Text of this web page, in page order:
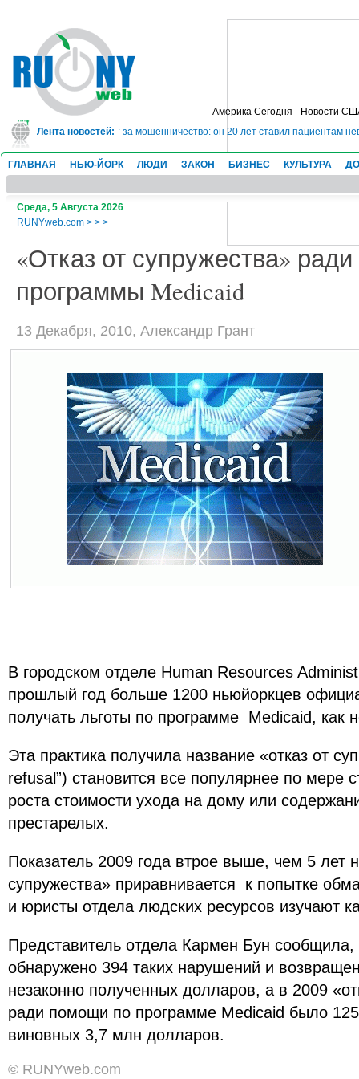
Америка Сегодня - Новости
Лента новостей:
в тюрьму на 10 лет за мошенничество: он 20 лет ставил пациентам
ГЛАВНАЯ НЬЮ-ЙОРК ЛЮДИ ЗАКОН БИЗНЕС КУЛЬТУРА
Среда, 5 Августа 2026
RUNYweb.com > > >
«Отказ от супружества» ради
программы Medicaid
13 Декабря, 2010, Александр Грант
В городском отделе Human Resources
прошлый год больше 1200 ньюйоркцев
получать льготы по программе Medicaid, как
Эта практика получила название «отказ от
refusal”) становится все популярнее по мере
роста стоимости ухода на дому или
престарелых.
Показатель 2009 года втрое выше, чем 5 лет
супружества» приравнивается к попытке
и юристы отдела людских ресурсов изучают
Представитель отдела Кармен Бун сообщила,
обнаружено 394 таких нарушений и
незаконно полученных долларов, а в 2009
ради помощи по программе Medicaid было
виновных 3,7 млн долларов.
© RUNYweb.com